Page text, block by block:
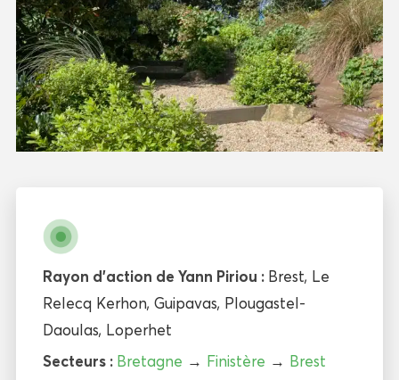
Rayon d'action de Yann Piriou : Brest, Le
Relecq Kerhon, Guipavas, Plougastel-
Daoulas, Loperhet
Secteurs : Bretagne → Finistère → Brest